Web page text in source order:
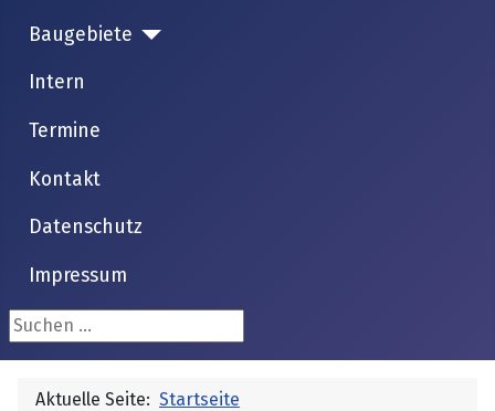
Baugebiete
Intern
Termine
Kontakt
Datenschutz
Impressum
Suchen ...
Aktuelle Seite: Startseite